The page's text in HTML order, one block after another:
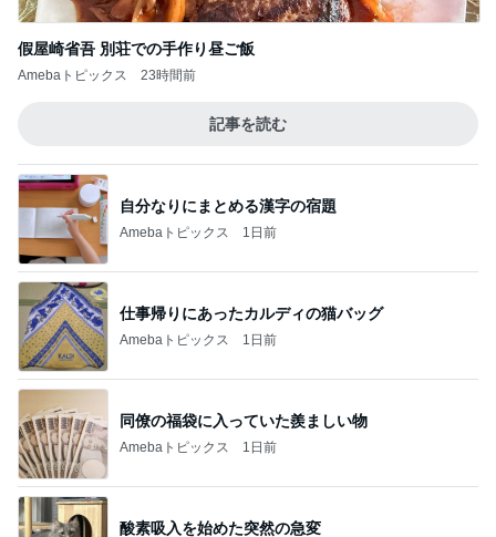
假屋崎省吾 別荘での手作り昼ご飯
Amebaトピックス 23時間前
記事を読む
自分なりにまとめる漢字の宿題
Amebaトピックス 1日前
仕事帰りにあったカルディの猫バッグ
Amebaトピックス 1日前
同僚の福袋に入っていた羨ましい物
Amebaトピックス 1日前
酸素吸入を始めた突然の急変